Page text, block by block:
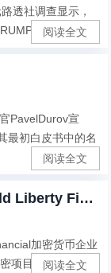
透社调查显示，
迷因币、A...
阅读全文
PavelDurov宣
最初白皮书中的名
阅读全文
孙宇晨起诉特朗普家族加密项目 World Liberty Financial
加密货币企业
项目WorldLi...
阅读全文